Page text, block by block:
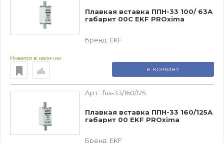
Плавкая вставка ППН-33 100/ 63А
габарит 00С EKF PROxima
Бренд: EKF
Имеется в наличии
В КОРЗИНУ
Арт.: fus-33/160/125
Плавкая вставка ППН-33 160/125А
габарит 00 EKF PROxima
Бренд: EKF